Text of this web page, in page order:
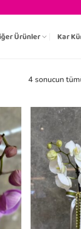
Ürünler Kar
4 sonucun